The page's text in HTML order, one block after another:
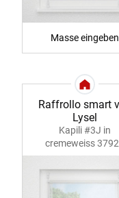
Masse eingeben
Raffrollo smart
Lysel
Kapili #3J in
cremeweiss